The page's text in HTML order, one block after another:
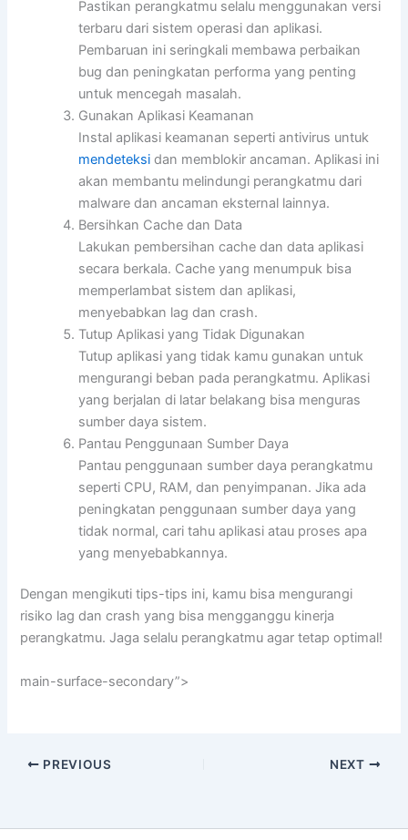
Pastikan perangkatmu selalu menggunakan versi
terbaru dari sistem operasi dan aplikasi.
Pembaruan ini seringkali membawa perbaikan
bug dan peningkatan performa yang penting
untuk mencegah masalah.
Gunakan Aplikasi Keamanan
Instal aplikasi keamanan seperti antivirus untuk
mendeteksi dan memblokir ancaman. Aplikasi ini
akan membantu melindungi perangkatmu dari
malware dan ancaman eksternal lainnya.
Bersihkan Cache dan Data
Lakukan pembersihan cache dan data aplikasi
secara berkala. Cache yang menumpuk bisa
memperlambat sistem dan aplikasi,
menyebabkan lag dan crash.
Tutup Aplikasi yang Tidak Digunakan
Tutup aplikasi yang tidak kamu gunakan untuk
mengurangi beban pada perangkatmu. Aplikasi
yang berjalan di latar belakang bisa menguras
sumber daya sistem.
Pantau Penggunaan Sumber Daya
Pantau penggunaan sumber daya perangkatmu
seperti CPU, RAM, dan penyimpanan. Jika ada
peningkatan penggunaan sumber daya yang
tidak normal, cari tahu aplikasi atau proses apa
yang menyebabkannya.
Dengan mengikuti tips-tips ini, kamu bisa mengurangi
risiko lag dan crash yang bisa mengganggu kinerja
perangkatmu. Jaga selalu perangkatmu agar tetap optimal!
main-surface-secondary”>
PREVIOUS NEXT